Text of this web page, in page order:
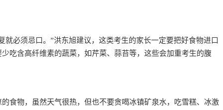
必须忌口。”洪东旭建议，这类考生的家长一定要把好食物进口
吃含高纤维素的蔬菜，如芹菜、蒜苔等，这些会加重考生的腹
食物，虽然天气很热，但也不要贪喝冰镇矿泉水，吃雪糕、冰激